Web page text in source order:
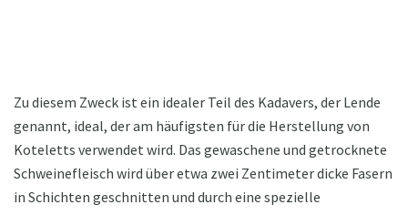
Zu diesem Zweck ist ein idealer Teil des Kadavers, der Lende
genannt, ideal, der am häufigsten für die Herstellung von
Koteletts verwendet wird. Das gewaschene und getrocknete
Schweinefleisch wird über etwa zwei Zentimeter dicke Fasern
in Schichten geschnitten und durch eine spezielle